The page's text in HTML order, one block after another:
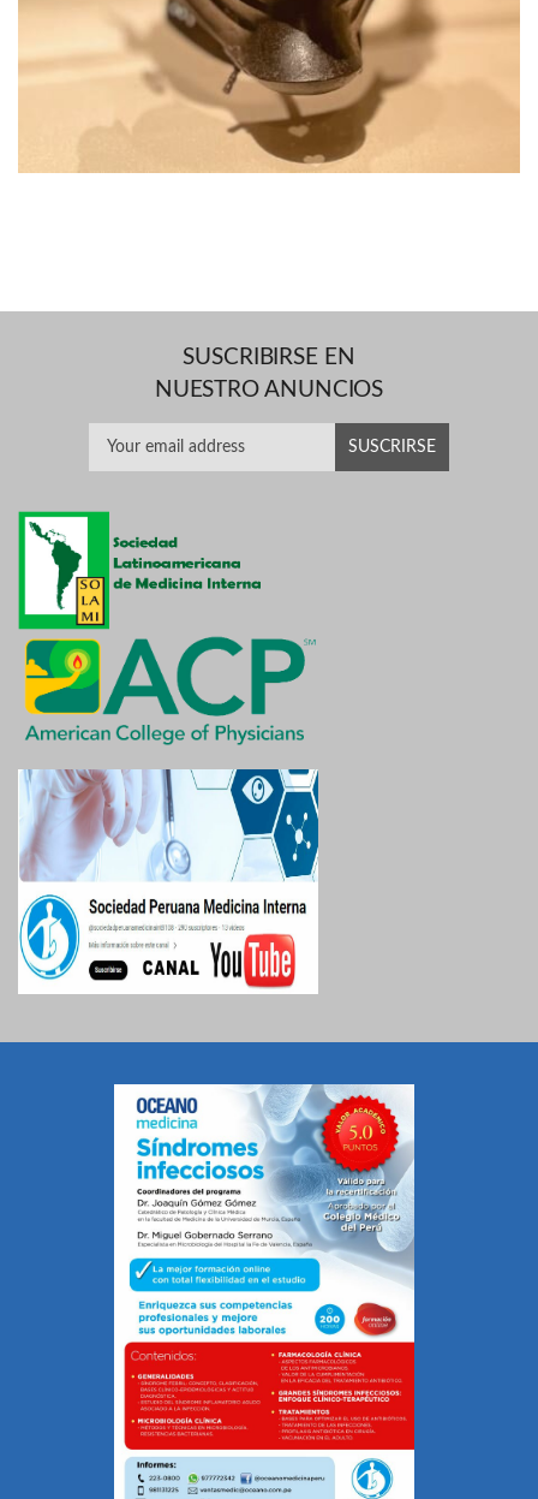
SUSCRIBIRSE EN
NUESTRO ANUNCIOS